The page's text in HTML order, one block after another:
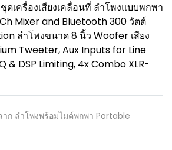
ดเครื่องเสียงเคลื่อนที่ ลำโพงแบบพกพา
Mixer and Bluetooth 300 วัตต์
ลำโพงขนาด 8 นิ้ว Woofer เสียง
Tweeter, Aux Inputs for Line
& DSP Limiting, 4x Combo XLR-
ก ลำโพงพร้อมไมค์พกพา Portable